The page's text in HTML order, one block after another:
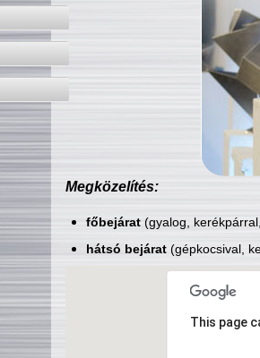
Megközelítés:
főbejárat(gyalog,
hátsó bejárat(gépkocsival,
This page